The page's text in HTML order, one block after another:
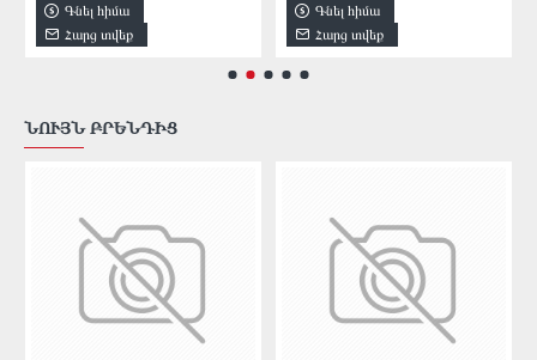
Գնել հիմա
Հարց տվեք
Գնել հիմա
Հարց տվեք
ՆՈՒՅՆ ԲՐԵՆԴԻՑ